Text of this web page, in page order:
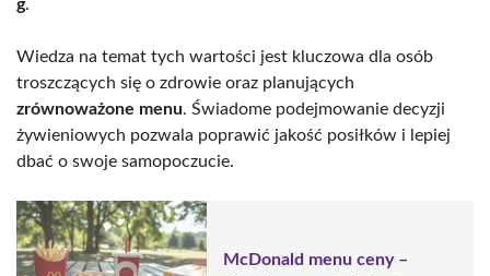
g.
Wiedza na temat tych wartości jest kluczowa dla osób
troszczących się o zdrowie oraz planujących
zrównoważone menu. Świadome podejmowanie decyzji
żywieniowych pozwala poprawić jakość posiłków i lepiej
dbać o swoje samopoczucie.
McDonald menu ceny –